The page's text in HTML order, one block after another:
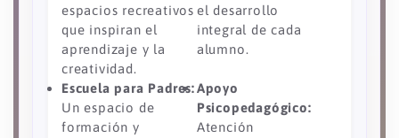
espacios recreativos
que inspiran el
aprendizaje y la
creatividad.
el desarrollo
integral de cada
alumno.
Escuela para Padres:
Un espacio de
formación y
Apoyo
Psicopedagógico:
Atención